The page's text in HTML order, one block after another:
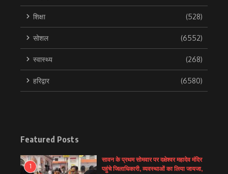
शिक्षा (528)
सोशल (6552)
स्वास्थ्य (268)
हरिद्वार (6580)
Featured Posts
1
सावन के प्रथम सोमवार पर दक्षेश्वर महादेव मंदिर
पहुंचे जिलाधिकारी, व्यवस्थाओं का लिया जायजा,